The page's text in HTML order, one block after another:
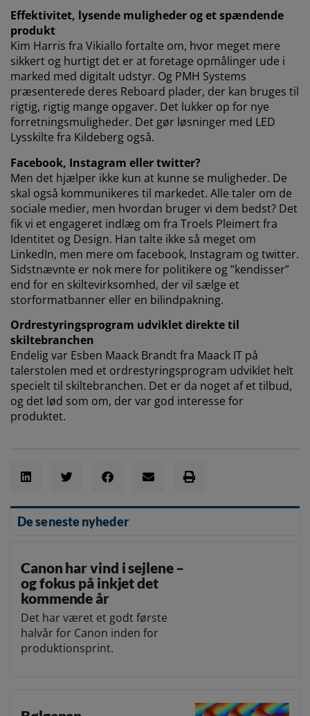
Effektivitet, lysende muligheder og et spændende
produkt
Kim Harris fra Vikiallo fortalte om, hvor meget mere
sikkert og hurtigt det er at foretage opmålinger ude i
marked med digitalt udstyr. Og PMH Systems
præsenterede deres Reboard plader, der kan bruges til
rigtig, rigtig mange opgaver. Det lukker op for nye
forretningsmuligheder. Det gør løsninger med LED
Lysskilte fra Kildeberg også.
Facebook, Instagram eller twitter?
Men det hjælper ikke kun at kunne se muligheder. De
skal også kommunikeres til markedet. Alle taler om de
sociale medier, men hvordan bruger vi dem bedst? Det
fik vi et engageret indlæg om fra Troels Pleimert fra
Identitet og Design. Han talte ikke så meget om
LinkedIn, men mere om facebook, Instagram og twitter.
Sidstnævnte er nok mere for politikere og ”kendisser”
end for en skiltevirksomhed, der vil sælge et
storformatbanner eller en bilindpakning.
Ordrestyringsprogram udviklet direkte til
skiltebranchen
Endelig var Esben Maack Brandt fra Maack IT på
talerstolen med et ordrestyringsprogram udviklet helt
specielt til skiltebranchen. Det er da noget af et tilbud,
og det lød som om, der var god interesse for
produktet.
De seneste nyheder
Canon har vind i sejlene –
og fokus på inkjet det
kommende år
Det har været et godt første
halvår for Canon inden for
produktionsprint.